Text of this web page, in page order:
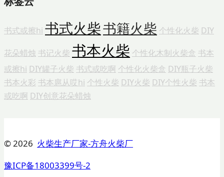
书式或擦hi 书式火柴书籍火柴 个性化火柴 DIY
花朵蜡烛 书记火柴 书本火柴 个性化木制火柴盒 书本
或擦hi DIY罐子火柴 书式或吃啊 个性化火柴盒 DIY瓶子火柴
书本火彩 书本扈从哎hi 个性火柴 DIY火柴 DIY个性火柴 书本
或吃啊 DIY创意花朵蜡烛
© 2026 火柴生产厂家-方舟火柴厂
豫ICP备18003399号-2